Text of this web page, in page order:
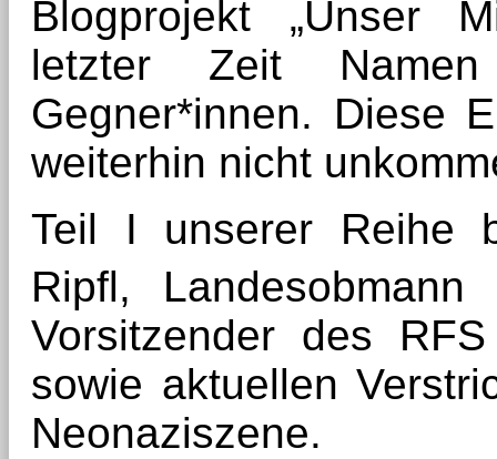
Blogprojekt „Unser
letzter Zeit
Gegner*innen. Diese
weiterhin nicht
Teil I unserer Reihe
Ripfl,
Vorsitzender des
sowie aktuellen
Neonaziszene.